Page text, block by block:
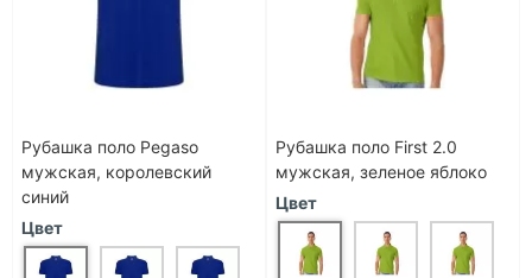
Рубашка поло Pegaso
мужская, королевский
синий
Цвет
Рубашка поло First 2.0
мужская, зеленое яблоко
Цвет